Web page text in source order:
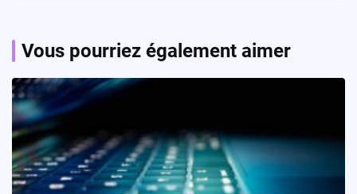
Vous pourriez également aimer